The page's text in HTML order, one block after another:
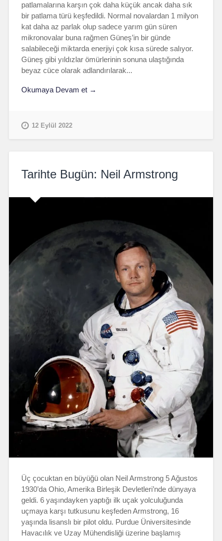
patlamalarına karşın çok daha küçük ancak daha sık
bir patlama türü keşfedildi. Normal novalardan 1 milyon
kat daha az parlak olup sadece yarım gün süren
mikronovalar buna rağmen Güneş’in bir günde
salabileceği miktarda enerjiyi çok kısa sürede salıyor.
Güneş gibi yıldızlar ömürlerinin sonuna ulaştığında
beyaz cüce olarak adlandırılarak...
Okumaya Devam et →
12 Eylül 2022
Tarihte Bugün: Neil Armstrong
Üç çocuktan en büyüğü olan Neil Armstrong 5 Ağustos
1930’da Ohio, Amerika Birleşik Devletleri’nde dünyaya
geldi. 6 yaşındayken yaptığı ilk uçak yolculuğunda
uçmaya karşı tutkusunu keşfeden Armstrong, 16
yaşında lisanslı bir pilot oldu. Purdue Üniversitesinde
Havacılık ve Uzay Mühendisliği üzerine başlamış